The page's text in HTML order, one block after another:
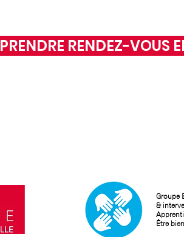
PRENDRE RENDEZ-VOUS
Groupe
&
Être